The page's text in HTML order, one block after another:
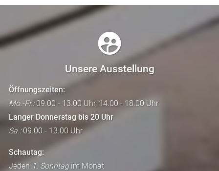
Unsere Ausstellung
Öffnungszeiten:
Mo.-Fr.:09.00 - 13.00 Uhr, 14.00 - 18.00 Uhr
Langer Donnerstag bis 20 Uhr
Sa.: 09.00 - 13.00 Uhr
Schautag:
Jeden 1. Sonntagim Monat